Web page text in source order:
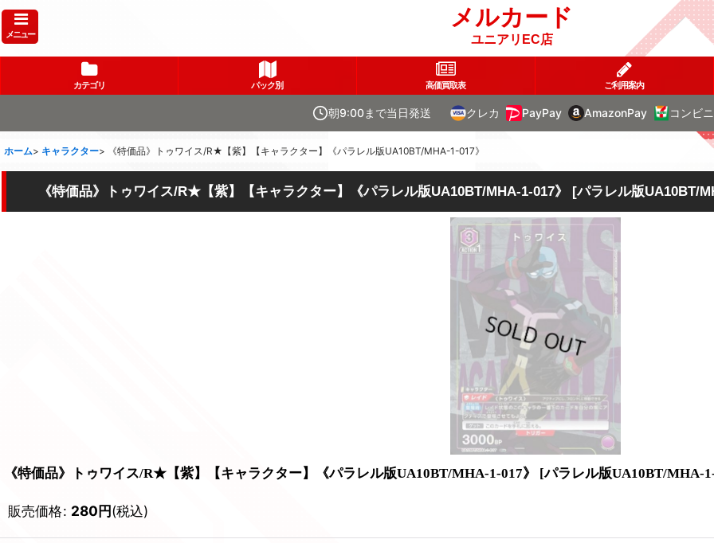
メニュー
メルカード
ユニアリEC店
カテゴリ パック別 高価買取表 ご利用案内
朝9:00まで当日発送 クレカ PayPay AmazonPay コンビニ
ホーム> キャラクター> 《特価品》トゥワイス/R★【紫】【キャラクター】《パラレル版UA10BT/MHA-1-017》
《特価品》トゥワイス/R★【紫】【キャラクター】《パラレル版UA10BT/MHA-1-017》 [パラレル版UA10BT/
《特価品》トゥワイス/R★【紫】【キャラクター】《パラレル版UA10BT/MHA-1-017》 [パラレル版UA10BT/MHA-
販売価格: 280円(税込)